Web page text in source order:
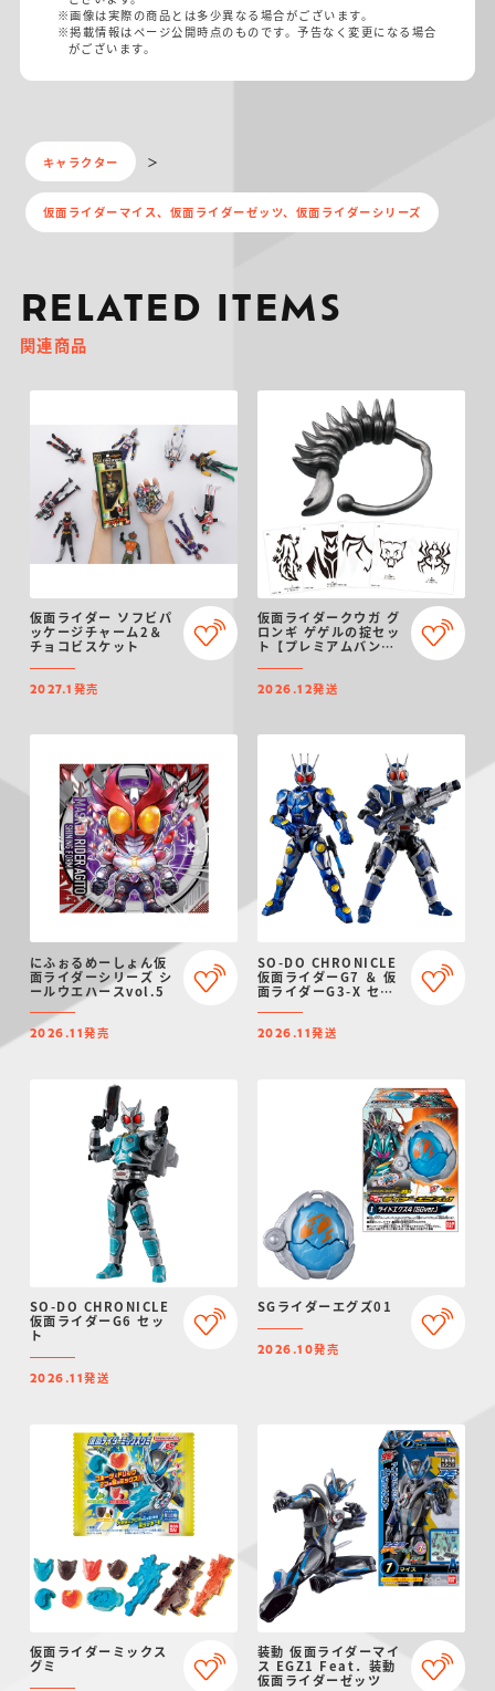
※画像は実際の商品とは多少異なる場合がございます。
※掲載情報はページ公開時点のものです。予告なく変更になる場合
がございます。
キャラクター
仮面ライダーマイス、仮面ライダーゼッツ、仮面ライダーシリーズ
RELATED ITEMS
関連商品
仮面ライダー ソフビパ
ッケージチャーム2＆
チョコビスケット
2027.1 発売
仮面ライダークウガ グ
ロンギ ゲゲルの掟セッ
ト【プレミアムバンダ
ル）
2026.12発送
にふぉるめーしょん仮
面ライダーシリーズ シ
ールウエハースvol.5
2026.11発売
SO-DO CHRONICLE
仮面ライダーG7 ＆ 仮
面ライダーG3-X セッ
2026.11発送
SO-DO CHRONICLE
仮面ライダーG6 セッ
ト
2026.11発送
SGライダーエグズ01
2026.10発売
仮面ライダーミックス
グミ
装動 仮面ライダーマイ
ス EGZ1 Feat．装動
仮面ライダーゼッツ